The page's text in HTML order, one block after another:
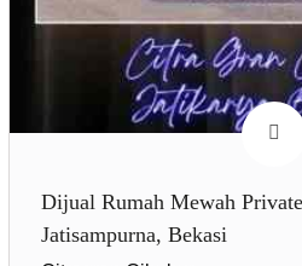
Dijual Rumah Mewah
Jatisampurna, Bekasi